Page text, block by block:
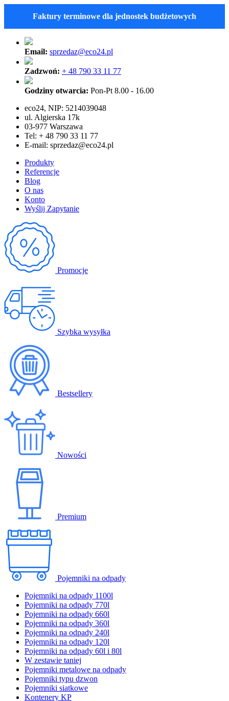
Faktury terminowe dla jednostek budżetowych
Email: sprzedaz@eco24.pl
Zadzwoń: + 48 790 33 11 77
Godziny otwarcia: Pon-Pt 8.00 - 16.00
eco24, NIP: 5214039048
ul. Algierska 17k
03-977 Warszawa
Tel: + 48 790 33 11 77
E-mail: sprzedaz@eco24.pl
Produkty
Referencje
Blog
O nas
Konto
Wyślij Zapytanie
Promocje
Szybka wysyłka
Bestsellery
Nowości
Premium
Pojemniki na odpady
Pojemniki na odpady 1100l
Pojemniki na odpady 770l
Pojemniki na odpady 660l
Pojemniki na odpady 360l
Pojemniki na odpady 240l
Pojemniki na odpady 120l
Pojemniki na odpady 60l i 80l
W zestawie taniej
Pojemniki metalowe na odpady
Pojemniki typu dzwon
Pojemniki siatkowe
Kontenery KP